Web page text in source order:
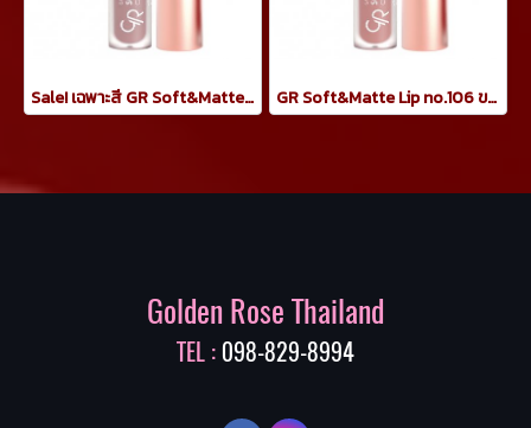
Sale! เฉพาะสี GR Soft&Matte Lip no.101 ขนาด 5.5ml GR Soft&Matte Lip no.106 ขนาด 5.5ml
Golden Rose Thailand
TEL : 098-829-8994